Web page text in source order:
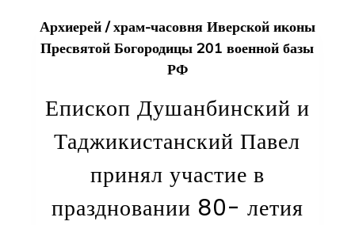
Архиерей/храм-часовня Иверской иконы
Пресвятой Богородицы 201 военной базы
РФ
Епископ Душанбинский и
Таджикистанский Павел
принял участие в
праздновании 80- летия